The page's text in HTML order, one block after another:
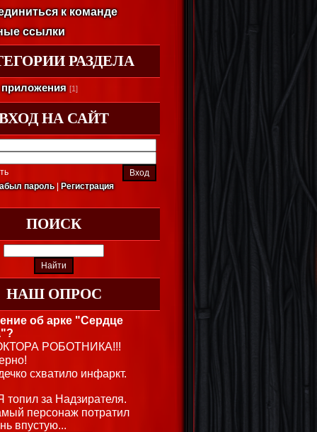
к команде
ссылки
РАЗДЕЛА
[1]
НА САЙТ
пароль|Регистрация
ПОИСК
НАШ ОПРОС
об арке "Сердце
РОБОТНИКА!!!
схватило инфаркт.
топил за Надзирателя.
персонаж потратил
впустую...